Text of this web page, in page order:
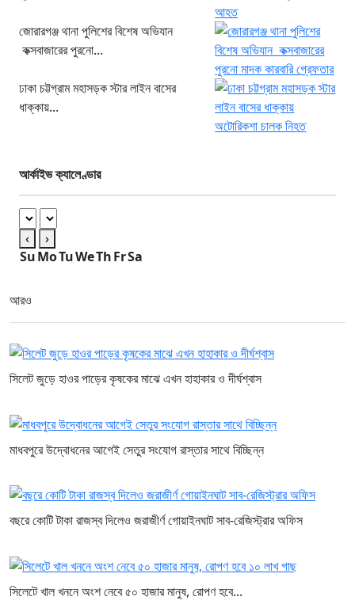
জোরারগঞ্জ থানা পুলিশের বিশেষ অভিযান
কক্সবাজারের পুরনো...
ঢাকা চট্টগ্রাম মহাসড়ক স্টার লাইন বাসের
ধাক্কায়...
আর্কাইভ ক্যালেণ্ডার
‹
›
SuMoTuWeThFrSa
আরও
সিলেট জুড়ে হাওর পাড়ের কৃষকের মাঝে এখন হাহাকার ও দীর্ঘশ্বাস
মাধবপুরে উদ্বোধনের আগেই সেতুর সংযোগ রাস্তার সাথে বিচ্ছিন্ন
বছরে কোটি টাকা রাজস্ব দিলেও জরাজীর্ণ গোয়াইনঘাট সাব-রেজিস্ট্রার অফিস
সিলেটে খাল খননে অংশ নেবে ৫০ হাজার মানুষ, রোপণ হবে...